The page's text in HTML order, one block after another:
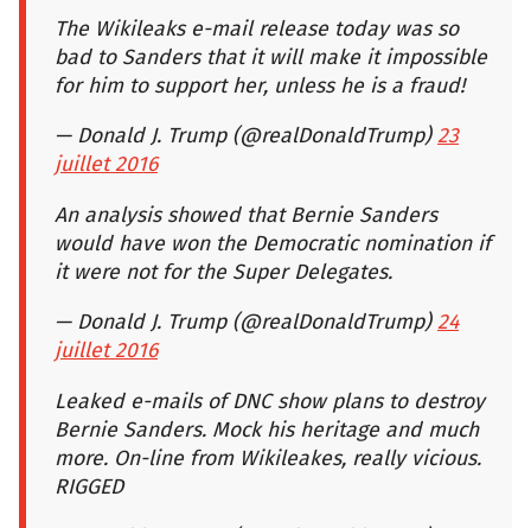
The Wikileaks e-mail release today was so
bad to Sanders that it will make it impossible
for him to support her, unless he is a fraud!
— Donald J. Trump (@realDonaldTrump)23
juillet 2016
An analysis showed that Bernie Sanders
would have won the Democratic nomination if
it were not for the Super Delegates.
— Donald J. Trump (@realDonaldTrump)24
juillet 2016
Leaked e-mails of DNC show plans to destroy
Bernie Sanders. Mock his heritage and much
more. On-line from Wikileakes, really vicious.
RIGGED